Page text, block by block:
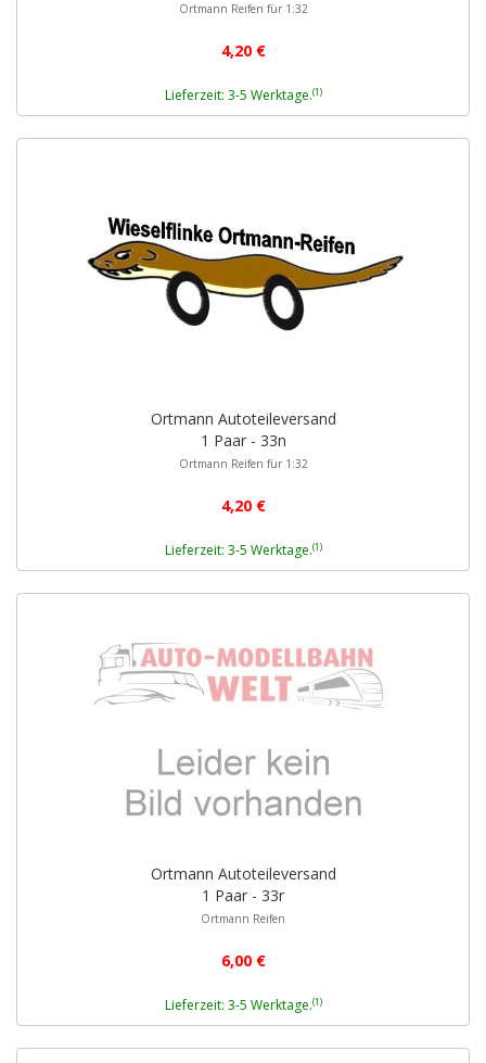
Ortmann Reifen für 1:32
4,20 €
Lieferzeit: 3-5 Werktage.(1)
Ortmann Autoteileversand
1 Paar - 33n
Ortmann Reifen für 1:32
4,20 €
Lieferzeit: 3-5 Werktage.(1)
Ortmann Autoteileversand
1 Paar - 33r
Ortmann Reifen
6,00 €
Lieferzeit: 3-5 Werktage.(1)